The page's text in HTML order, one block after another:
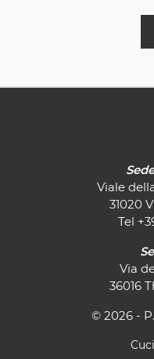
Viale
31020
Tel
Via
36016
© 2026 -